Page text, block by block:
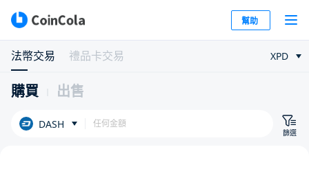
幫助
法幣交易 禮品卡交易 XPD
購買 出售
DASH
篩選